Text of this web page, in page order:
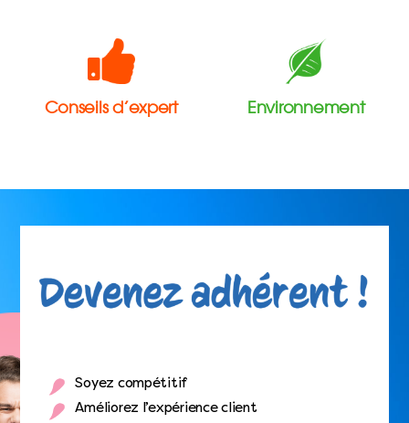
Conseils d’expert Environnement
Soyez compétitif
Améliorez l’expérience client